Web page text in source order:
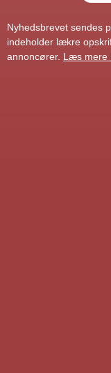
Nyhedsbrevet sendes
indeholder lækre
annoncører. Læs mere